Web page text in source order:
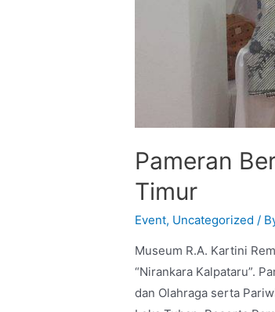
Pameran
Timur
Event, Uncategorized /
Museum R.A. Kartini
“Nirankara Kalpataru”.
dan Olahraga serta